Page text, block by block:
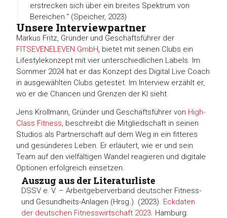
erstrecken sich über ein breites Spektrum von
Bereichen.“ (Speicher, 2023)
Unsere Interviewpartner
Markus Fritz, Gründer und Geschäftsführer der
FITSEVENELEVEN GmbH, bietet mit seinen Clubs ein
Lifestylekonzept mit vier unterschiedlichen Labels. Im
Sommer 2024 hat er das Konzept des Digital Live Coach
in ausgewählten Clubs getestet. Im Interview erzählt er,
wo er die Chancen und Grenzen der KI sieht.
Jens Krollmann, Gründer und Geschäftsführer von High-
Class Fitness, beschreibt die Mitgliedschaft in seinen
Studios als Partnerschaft auf dem Weg in ein fitteres
und gesünderes Leben. Er erläutert, wie er und sein
Team auf den vielfältigen Wandel reagieren und digitale
Optionen erfolgreich einsetzen.
Auszug aus der Literaturliste
DSSV e. V. – Arbeitgeberverband deutscher Fitness-
und Gesundheits-Anlagen (Hrsg.). (2023). Eckdaten
der deutschen Fitnesswirtschaft 2023 . Hamburg: